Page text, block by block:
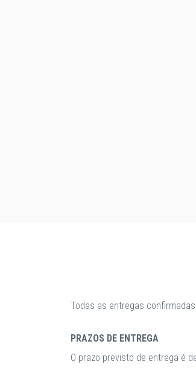
Todas as entregas
PRAZOS DE ENTREGA
O prazo previsto de entrega é